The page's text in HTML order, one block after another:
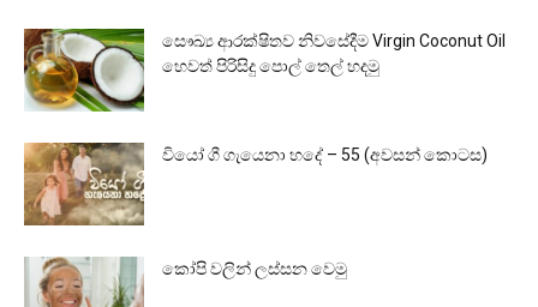
සෞඛ්‍ය ආරක්ෂිතව නිවසේදීම Virgin Coconut Oil
හෙවත් පිරිසිදු පොල් තෙල් හදමු
වියෝ ගී ගැයෙනා හදේ – 55 (අවසන් කොටස)
කෝපි වලින් ලස්සන වෙමු